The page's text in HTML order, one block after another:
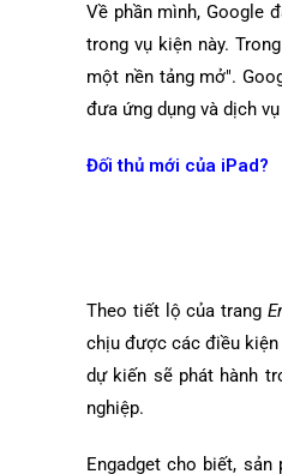
Về phần mình, Google
trong vụ kiện này.
một nền tảng mở".
đưa ứng dụng và dịch
Đối thủ mới của iPad?
Theo tiết lộ của trang
chịu được các điều
dự kiến sẽ phát hành
nghiệp.
Engadget cho biết,